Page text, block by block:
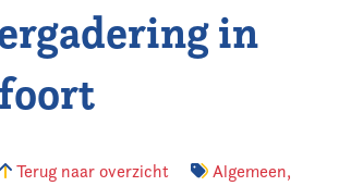
in
Terug naar overzicht Algemeen,